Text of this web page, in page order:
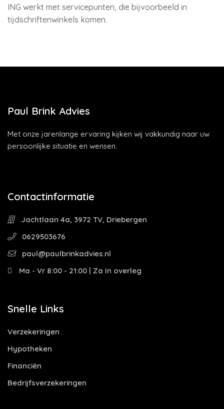
ING werkt met servicepunten, die bijvoorbeeld in
tijdschriftenwinkels komen.
Paul Brink Advies
Met onze jarenlange ervaring kijken wij vakkundig naar uw
persoonlijke situatie en wensen.
Contactinformatie
Jachtlaan 4a, 3972 TV, Driebergen
0629503676
paul@paulbrinkadvies.nl
Ma - Vr 8:00 - 21:00 | Za In overleg
Snelle Links
Verzekeringen
Hypotheken
Financiën
Bedrijfsverzekeringen